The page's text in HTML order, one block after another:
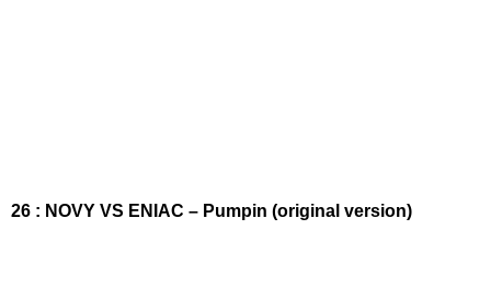
26 : NOVY VS ENIAC – Pumpin (original version)